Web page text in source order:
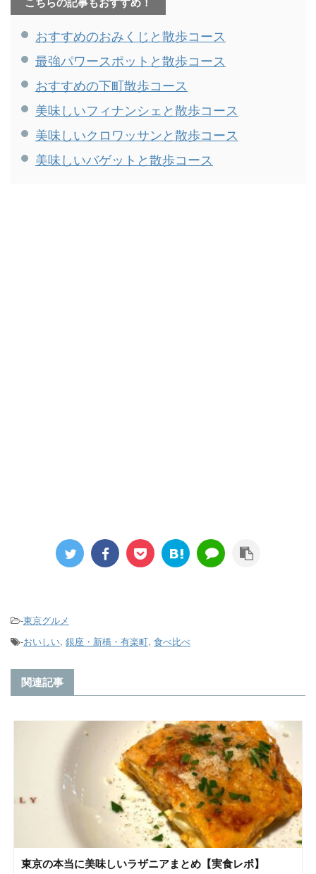
てきたので、私の備忘録も兼
ンパイ①「レモンパイ」（浅
ン」（押上）レモンパイ
③「ゲシャリーコーヒー」
（日比谷）レモンタルト
①「喫茶 マウンテン」（錦糸
町）レモンタルト②「ローズ
ベーカリー」（丸ノ内）レモ
ンタルト③「PAUL」（神楽
坂） 内容は記事 ...
梅梅（日比谷）中国ラーメン
執筆時のもので、各コメント
豐（日本橋） えびと豚肉入り
ワンタン麺（税込1,290円） 塩
系の澄んだスープに大きなワ
ンタンが浮かぶ、見た目も美
しいワンタン麺。 あっさり ...
おすすめのおみくじと散歩コース
最強パワースポットと散歩コース
おすすめの下町散歩コース
美味しいフィナンシェと散歩コース
美味しいクロワッサンと散歩コース
美味しいバゲットと散歩コース
-東京グルメ
-おいしい, 銀座・新橋・有楽町, 食べ比べ
関連記事
東京の本当に美味しいラザニアまとめ【実食レポ】